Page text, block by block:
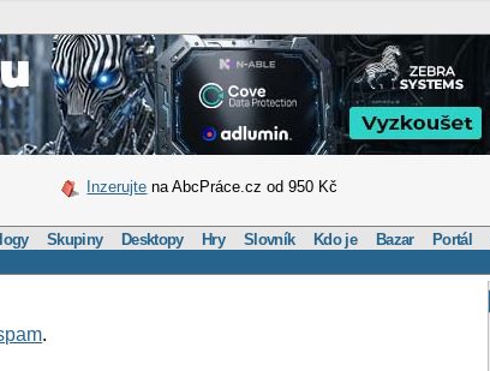
Inzerujte na AbcPráce.cz od 950 Kč
Skupiny Desktopy Hry Slovník Kdo je Bazar Portál
.